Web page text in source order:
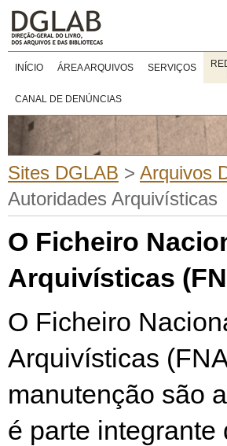
INÍCIO ÁREA ARQUIVOS SERVIÇOS
CANAL DE DENÚNCIAS
Sites DGLAB > Arquivos
Autoridades Arquivísticas
O Ficheiro
Arquivísticas
O Ficheiro
Arquivísticas
manutenção são
é parte integrante